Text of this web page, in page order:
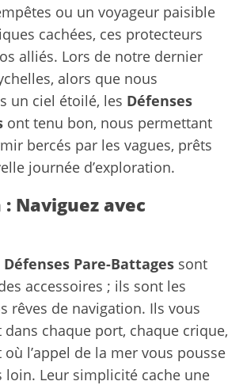
ou un voyageur paisible
cachées, ces protecteurs
alliés. Lors de notre dernier
alors que nous
un ciel étoilé, les Défenses
ont tenu bon, nous permettant
bercés par les vagues, prêts
journée d’exploration.
Naviguez avec
Défenses Pare-Battagessont
accessoires ; ils sont les
rêves de navigation. Ils vous
chaque port, chaque crique,
l’appel de la mer vous pousse
loin. Leur simplicité cache une